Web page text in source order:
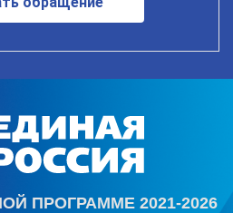
ПРОГРАММЕ 2021-2026